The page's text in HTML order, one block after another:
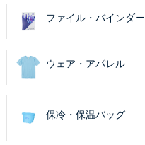
ファイル・バインダー
ウェア・アパレル
保冷・保温バッグ